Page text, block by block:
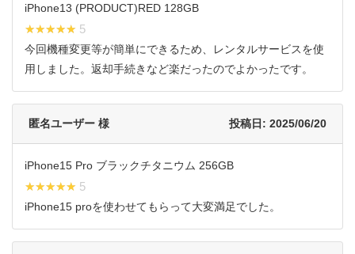
iPhone13 (PRODUCT)RED 128GB
★★★★★
★★★★★ 5
今回機種変更等が簡単にできるため、レンタルサービスを使
用しました。返却手続きなど楽だったのでよかったです。
匿名ユーザー 様 投稿日: 2025/06/20
iPhone15 Pro ブラックチタニウム 256GB
★★★★★
★★★★★ 5
iPhone15 proを使わせてもらって大変満足でした。